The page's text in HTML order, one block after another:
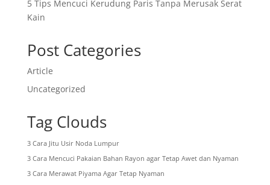
5 Tips Mencuci Kerudung Paris Tanpa Merusak Serat
Kain
Post Categories
Article
Uncategorized
Tag Clouds
3 Cara Jitu Usir Noda Lumpur
3 Cara Mencuci Pakaian Bahan Rayon agar Tetap Awet dan Nyaman
3 Cara Merawat Piyama Agar Tetap Nyaman